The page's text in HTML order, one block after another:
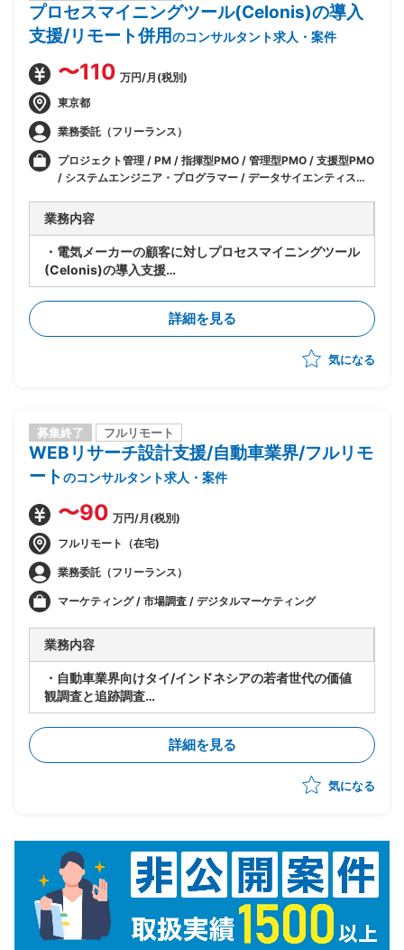
プロセスマイニングツール(Celonis)の導入
支援/リモート併用のコンサルタント求人・案件
〜110 万円/月(税別)
東京都
業務委託（フリーランス）
プロジェクト管理 / PM / 指揮型PMO / 管理型PMO / 支援型PMO
/ システムエンジニア・プログラマー / データサイエンティスト /
PMO / マーケティング / データサイエンティスト/アナリスト
業務内容
・電気メーカーの顧客に対しプロセスマイニングツール
(Celonis)の導入支援
・外販部隊における配下メンバーのリード
・顧客折衝の中で要件をまとめ資料を作成(パワポ等)
詳細を見る
気になる
募集終了 フルリモート
WEBリサーチ設計支援/自動車業界/フルリモ
ートのコンサルタント求人・案件
〜90 万円/月(税別)
フルリモート（在宅)
業務委託（フリーランス）
マーケティング / 市場調査 / デジタルマーケティング
業務内容
・自動車業界向けタイ/インドネシアの若者世代の価値
観調査と追跡調査
・リサーチの設計(既存のフォーマットを利用し調査票
を計2本作成)
※価値観調査：50問、追跡調査：20問
・画面確認
詳細を見る
気になる